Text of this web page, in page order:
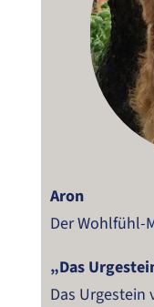
Aron
Der Wohlfühl-
„Das
Das Urgestein